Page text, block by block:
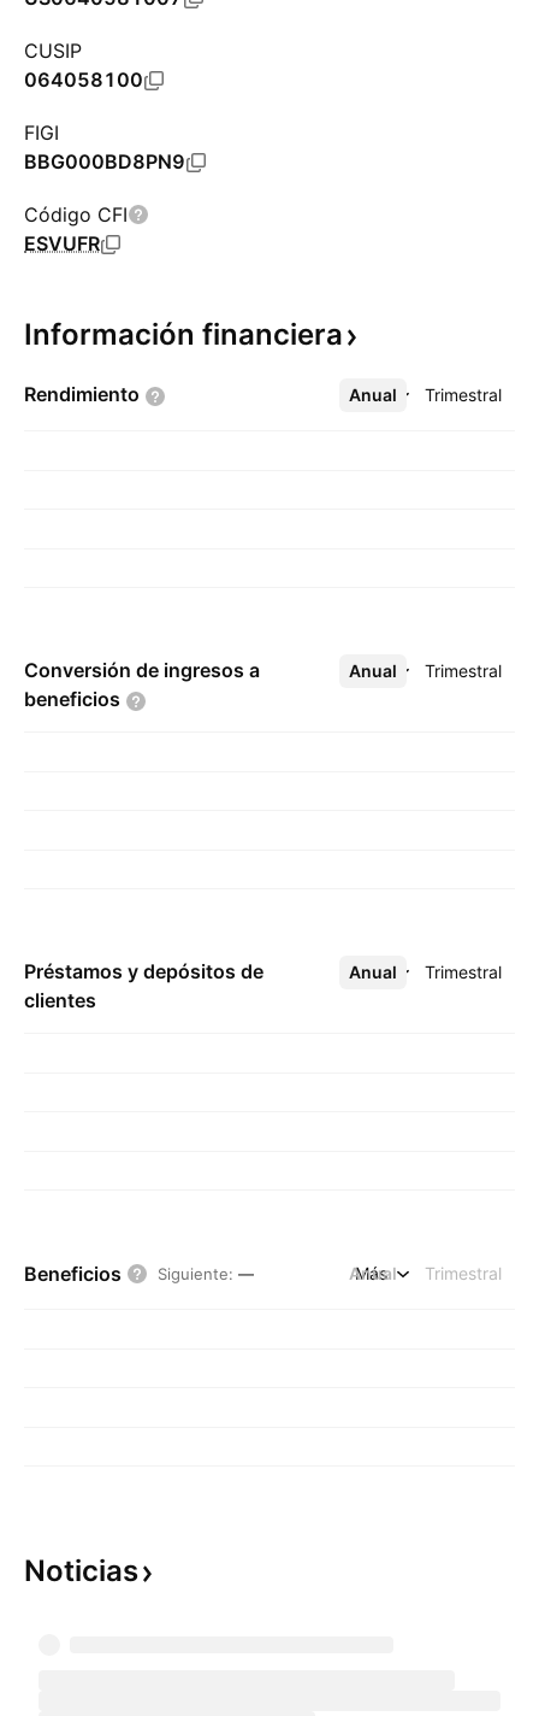
CUSIP
064058100
FIGI
BBG000BD8PN9
Código CFI
ESVUFR
Información financiera
Rendimiento Anual Trimestral
Más
Conversión de ingresos a
beneficios
Anual Trimestral
Más
Préstamos y depósitos de
clientes
Anual Trimestral
Más
Beneficios Siguiente: — Anual Trimestral
Más
Noticias